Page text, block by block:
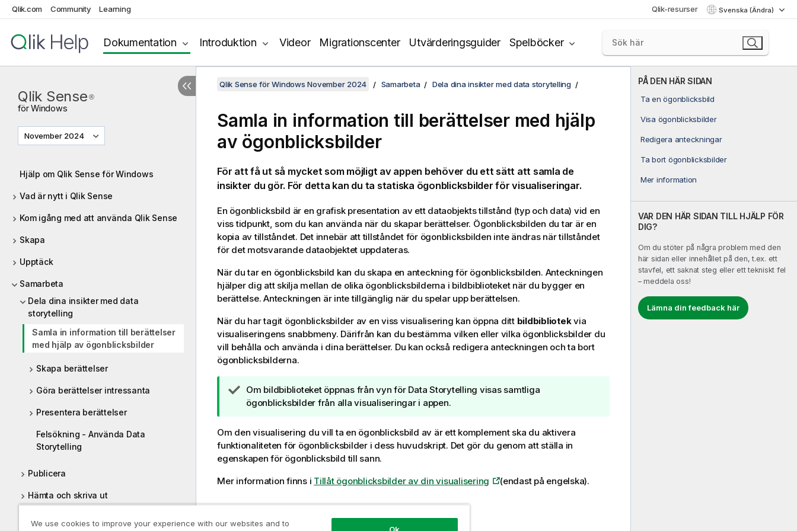
Qlik.com Community Learning Qlik-resurser Svenska (Ändra)
Dokumentation Introduktion Videor Migrationscenter Utvärderingsguider Spelböcker
Qlik Sense ®
förWindows
November 2024
Hjälp om Qlik Sense för Windows
Vad är nytt i Qlik Sense
Kom igång med att använda Qlik Sense
Skapa
Upptäck
Samarbeta
Dela dina insikter med data
storytelling
Samla in information till berättelser
med hjälp av ögonblicksbilder
Skapa berättelser
Göra berättelser intressanta
Presentera berättelser
Felsökning - Använda Data
Storytelling
Publicera
Hämta och skriva ut
Hjälp för utvecklare
PÅ DEN HÄR SIDAN
Ta en ögonblicksbild
Visa ögonblicksbilder
Redigera anteckningar
Ta bort ögonblicksbilder
Mer information
VAR DEN HÄR SIDAN TILL HJÄLP FÖR
DIG?
Om du stöter på några problem med den
här sidan eller innehållet på den, t.ex. ett
stavfel, ett saknat steg eller ett tekniskt fel
– meddela oss!
Lämna din feedback här
Qlik Sense för Windows November 2024 Samarbeta Dela dina insikter med data storytelling
Samla in information till berättelser med hjälp
av ögonblicksbilder
För att få ut så mycket som möjligt av appen behöver du ett sätt att samla de
insikter du gör. För detta kan du ta statiska ögonblicksbilder för visualiseringar.
En ögonblicksbild är en grafisk presentation av ett dataobjekts tillstånd (typ och data) vid en
viss tidpunkt, som du kan använda när du skapar berättelser. Ögonblicksbilden du tar är en
kopia av tillståndet. Det innebär att tillståndet för ögonblicksbilden inte ändras när tillståndet
för det motsvarande dataobjektet uppdateras.
När du tar en ögonblicksbild kan du skapa en anteckning för ögonblicksbilden. Anteckningen
hjälper dig att skilja mellan de olika ögonblicksbilderna i bildbiblioteket när du bygger en
berättelse. Anteckningen är inte tillgänglig när du spelar upp berättelsen.
När du har tagit ögonblicksbilder av en viss visualisering kan öppna ditt bildbibliotekvia
visualiseringens snabbmeny. Därifrån kan du bestämma vilken eller vilka ögonblicksbilder du
vill behålla och använda i dina berättelser. Du kan också redigera anteckningen och ta bort
ögonblicksbilderna.
A
n
e
c
k
i
g
o
Om bildbiblioteket öppnas från vyn för Data Storytelling visas samtliga
ögonblicksbilder från alla visualiseringar i appen.
Om den visualisering du vill ta en ögonblicksbild av är ett komplement ska du aktivera
funktionaliteten för ögonblicksbilder i dess huvudskript. Det gör du genom att ställa in
egenskapen för ögonblicksbild till sann.
Mer information finns i Tillåt ögonblicksbilder av din visualisering (endast på engelska).
Ta en ögonblicksbild
We use cookies to improve your experience with our websites and to